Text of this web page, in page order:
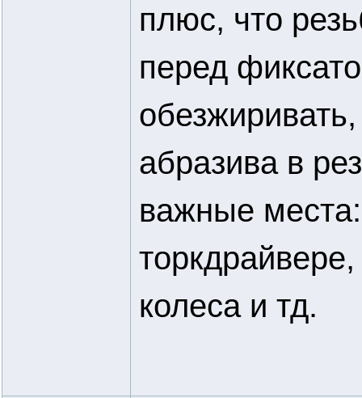
плюс, что
перед
абразива в
важные места:
колеса и тд.